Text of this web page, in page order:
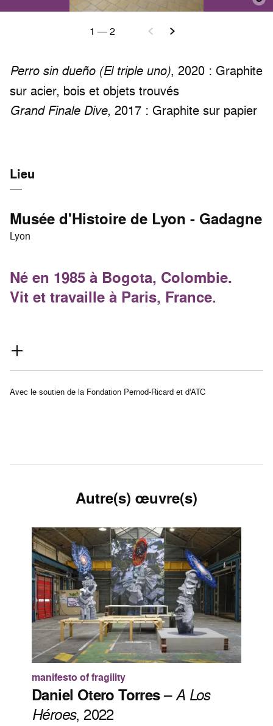
Perro sin dueño (El triple uno), 2020 : Graphite
sur acier, bois et objets trouvés
Grand Finale Dive, 2017 : Graphite sur papier
1 —2
Lieu
Musée d'Histoire de Lyon - Gadagne
Lyon
Né en 1985 à Bogota, Colombie.
Vit et travaille à Paris, France.
Avec le soutien de la Fondation Pernod-Ricard et d’ATC
Autre(s) œuvre(s)
manifesto of fragility
Daniel Otero Torres–A Los
Héroes, 2022